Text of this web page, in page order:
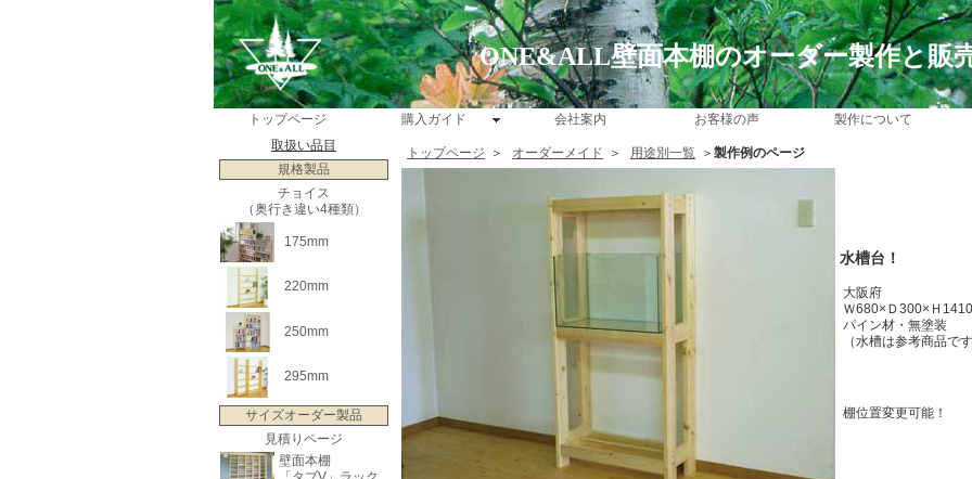
ONE&ALL壁面本棚のオーダー製作と販
トップページ 購入ガイド 会社案内 お客様の声 製作について
取扱い品目
規格製品
チョイス
（奥行き違い4種類）
175mm
220mm
250mm
295mm
サイズオーダー製品
見積りページ
壁面本棚
トップページ ＞ オーダーメイド ＞ 用途別一覧 ＞ 製作例のページ
水槽台！
大阪府
Ｗ680×Ｄ300×Ｈ
パイン材・無塗装
（水槽は参考商品です
棚位置変更可能！